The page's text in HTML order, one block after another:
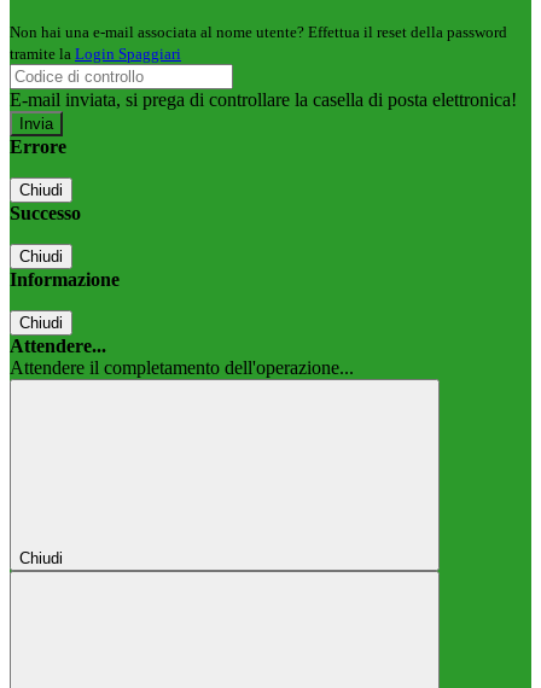
Non hai una e-mail associata al nome utente? Effettua il reset della password
tramite la Login Spaggiari
E-mail inviata, si prega di controllare la casella di posta elettronica!
Errore
Chiudi
Successo
Chiudi
Informazione
Chiudi
Attendere...
Attendere il completamento dell'operazione...
Chiudi